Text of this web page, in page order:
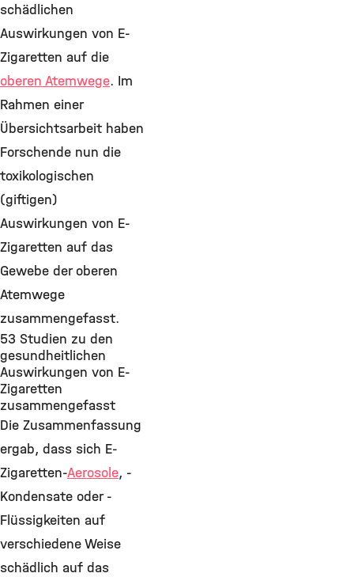
schädlichen
Auswirkungen von E-
Zigaretten auf die
oberen Atemwege. Im
Rahmen einer
Übersichtsarbeit haben
Forschende nun die
toxikologischen
(giftigen)
Auswirkungen von E-
Zigaretten auf das
Gewebe der oberen
Atemwege
zusammengefasst.
53 Studien zu den
gesundheitlichen
Auswirkungen von E-
Zigaretten
zusammengefasst
Die Zusammenfassung
ergab, dass sich E-
Zigaretten-Aerosole, -
Kondensate oder -
Flüssigkeiten auf
verschiedene Weise
schädlich auf das